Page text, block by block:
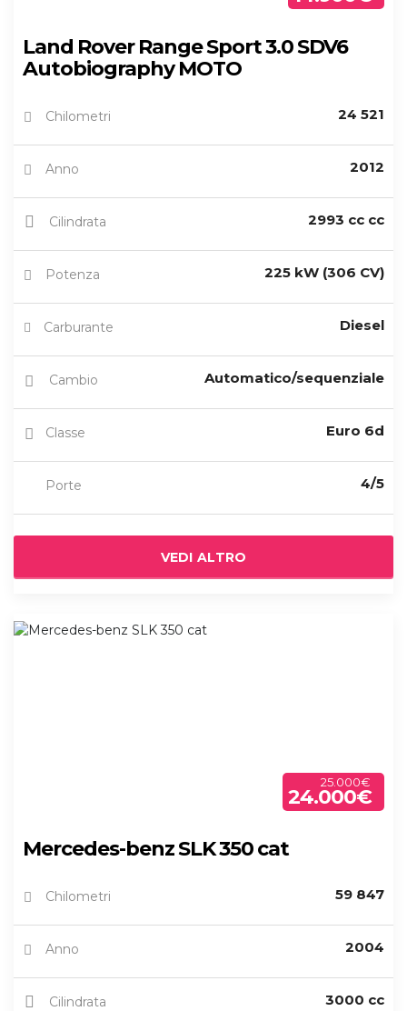
Land Rover Range Sport 3.0 SDV6
Autobiography MOTO
Chilometri 24 521
Anno 2012
Cilindrata 2993 cc cc
Potenza 225 kW (306 CV)
Carburante Diesel
Cambio Automatico/sequenziale
Classe Euro 6d
Porte 4/5
VEDI ALTRO
25.000€
24.000€
Mercedes-benz SLK 350 cat
Chilometri 59 847
Anno 2004
Cilindrata 3000 cc